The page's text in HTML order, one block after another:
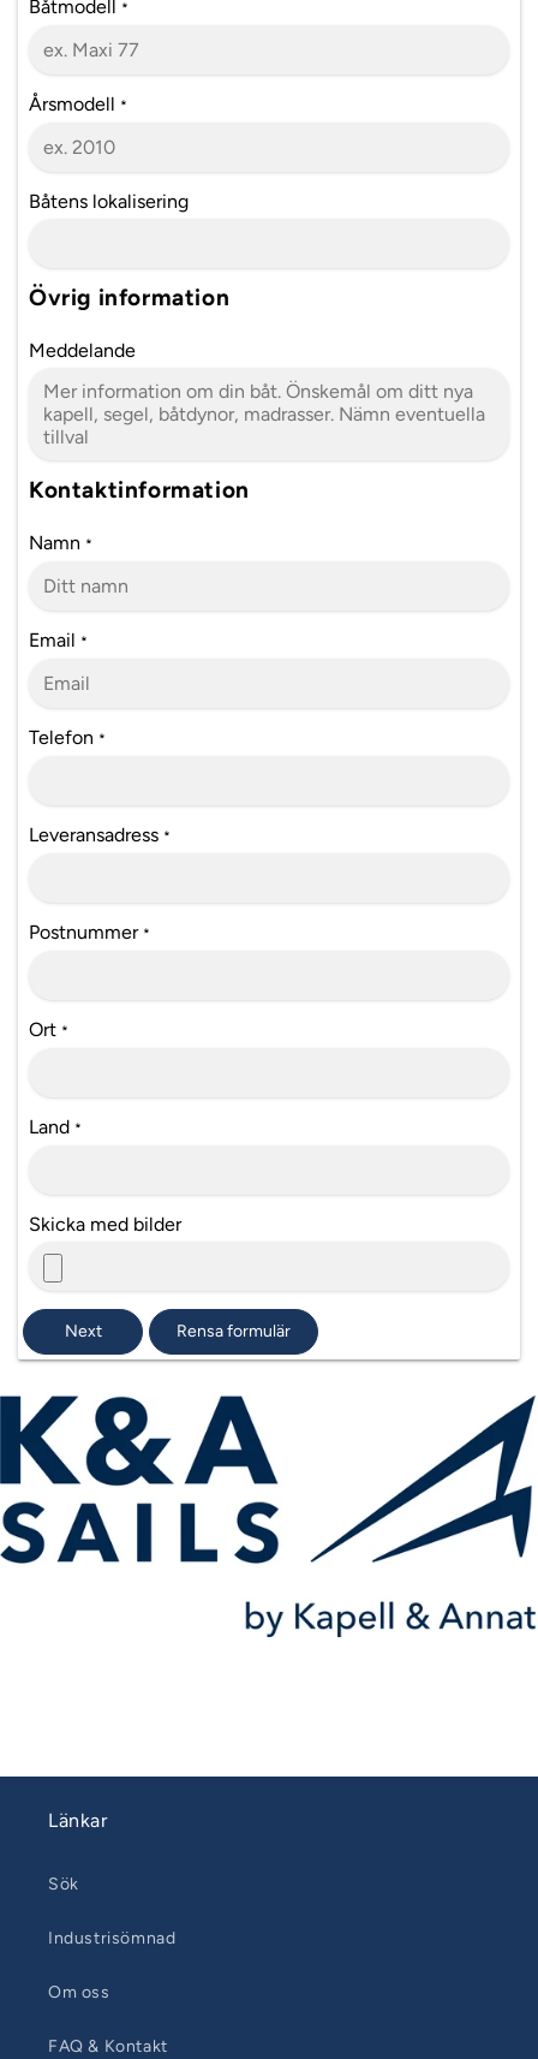
Båtmodell *
Årsmodell *
Båtens lokalisering
Övrig information
Meddelande
Kontaktinformation
Namn *
Email *
Telefon *
Leveransadress *
Postnummer *
Ort *
Land *
Skicka med bilder
Next Rensa formulär
Länkar
Sök
Industrisömnad
Om oss
FAQ & Kontakt